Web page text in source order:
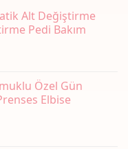
Alt Değiştirme
Pedi Bakım
Özel Gün
Elbise